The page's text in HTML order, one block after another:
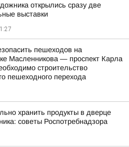
открылись сразу две
выставки
пешеходов на
Масленникова — проспект Карла
строительство
пешеходного перехода
хранить продукты в дверце
советы Роспотребнадзора